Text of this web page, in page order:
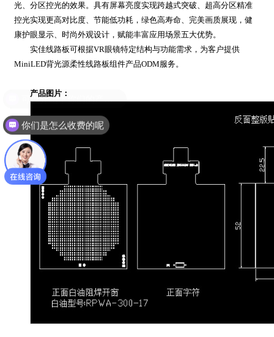
光、分区控光的效果。具有屏幕亮度实现跨越式突破、超高分区精准
控光实现更高对比度、节能低功耗，绿色高寿命、完美画质展现，健
康护眼显示、时尚外观设计，赋能丰富应用场景五大优势。
实佳线路板可根据VR眼镜特定结构与功能需求，为客户提供
MiniLED背光源柔性线路板组件产品ODM服务。
产品图片：
你们是怎么收费的呢